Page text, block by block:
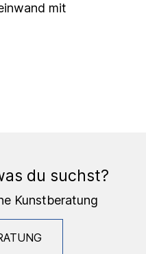
mit
du suchst?
Kunstberatung